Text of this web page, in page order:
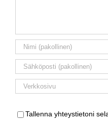
Tallenna yhteystietoni